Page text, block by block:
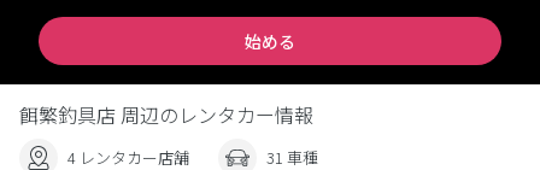
始める
餌繁釣具店 周辺のレンタカー情報
4 レンタカー店舗 31 車種